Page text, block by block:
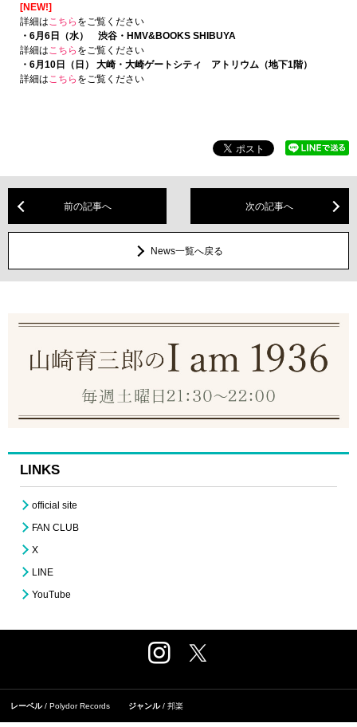
[NEW!]
詳細は こちら をご覧ください
・6月6日（水） 渋谷・HMV&BOOKS SHIBUYA
詳細は こちら をご覧ください
・6月10日（日） 大崎・大崎ゲートシティ アトリウム（地下1階）
詳細は こちら をご覧ください
前の記事へ 次の記事へ
News一覧へ戻る
LINKS
official site
FAN CLUB
X
LINE
YouTube
レーベル Polydor Records ジャンル 邦楽